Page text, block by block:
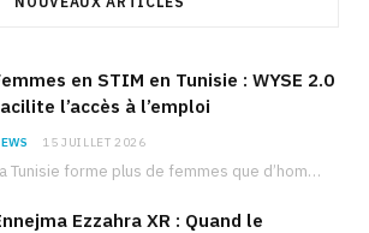
en STIM en Tunisie : WYSE 2.0
l’accès à l’emploi
15 JUILLET 2026
La Tunisie forme plus de femmes que d’hommes dans les filières scientifiques. Pourtant, pour beaucoup…
Ezzahra XR : Quand le